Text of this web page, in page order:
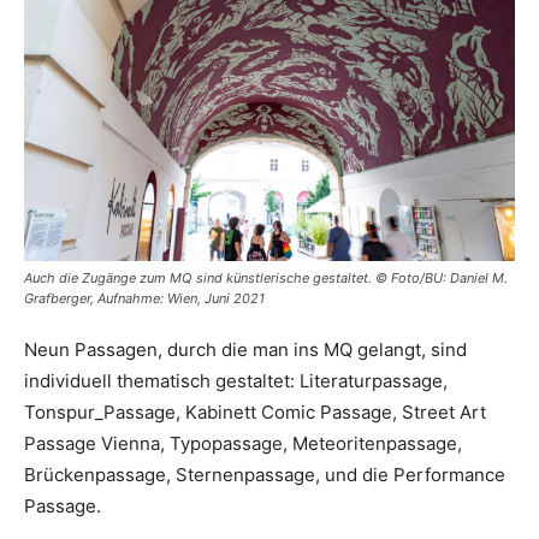
Auch die Zugänge zum MQ sind künstlerische gestaltet. © Foto/BU: Daniel M.
Grafberger, Aufnahme: Wien, Juni 2021
Neun Passagen, durch die man ins MQ gelangt, sind
individuell thematisch gestaltet: Literaturpassage,
Tonspur_Passage, Kabinett Comic Passage, Street Art
Passage Vienna, Typopassage, Meteoritenpassage,
Brückenpassage, Sternenpassage, und die Performance
Passage.